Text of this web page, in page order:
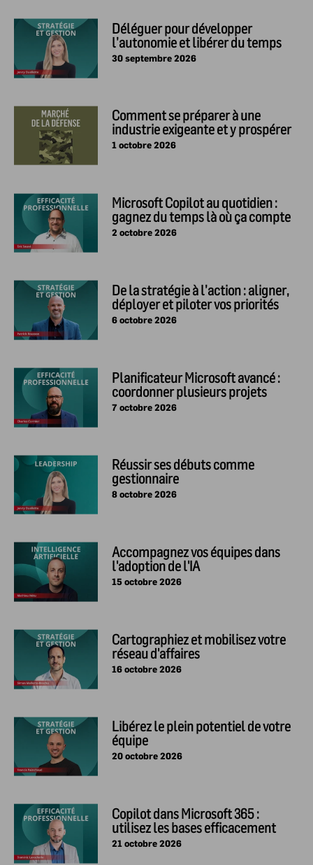
Déléguer pour développer
l’autonomie et libérer du temps
30 septembre 2026
Comment se préparer à une
industrie exigeante et y prospérer
1 octobre 2026
Microsoft Copilot au quotidien :
gagnez du temps là où ça compte
vraiment
2 octobre 2026
De la stratégie à l’action : aligner,
déployer et piloter vos priorités
6 octobre 2026
Planificateur Microsoft avancé :
coordonner plusieurs projets
7 octobre 2026
Réussir ses débuts comme
gestionnaire
8 octobre 2026
Accompagnez vos équipes dans
l'adoption de l'IA
15 octobre 2026
Cartographiez et mobilisez votre
réseau d'affaires
16 octobre 2026
Libérez le plein potentiel de votre
équipe
20 octobre 2026
Copilot dans Microsoft 365 :
utilisez les bases efficacement
21 octobre 2026